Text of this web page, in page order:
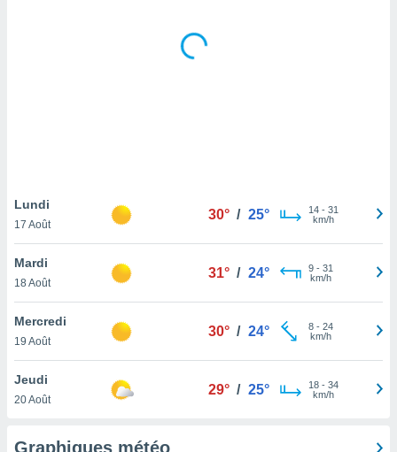
notre
que
et que
Lundi
17 Août
30° / 25° 14- 31
km/h
Mardi
18 Août
31° / 24° 9- 31
km/h
Mercredi
19 Août
30° / 24° 8- 24
km/h
Jeudi
20 Août
29° / 25° 18- 34
km/h
Graphiques météo